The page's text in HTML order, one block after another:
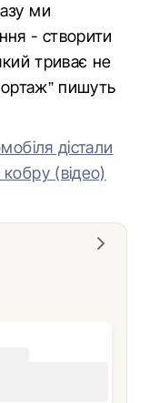
ми
- створити
триває не
пишуть
дістали
(відео)